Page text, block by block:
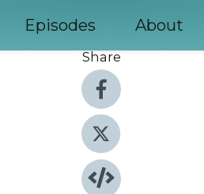
Episodes About
Share